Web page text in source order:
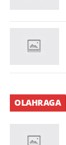
OLAHRAGA